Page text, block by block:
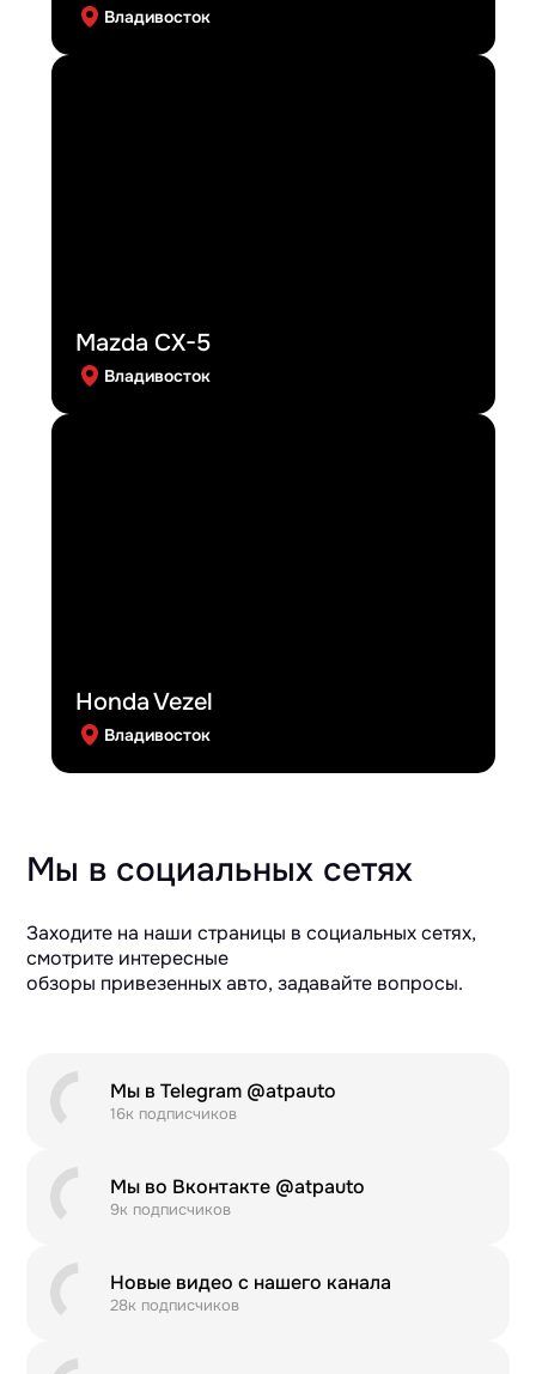
Владивосток
Mazda CX-5
Владивосток
Honda Vezel
Владивосток
Мы в социальных сетях
Заходите на наши страницы в социальных сетях,
смотрите интересные
обзоры привезенных авто, задавайте вопросы.
Мы в Telegram @atpauto
16к подписчиков
Мы во Вконтакте @atpauto
9к подписчиков
Новые видео с нашего канала
28к подписчиков